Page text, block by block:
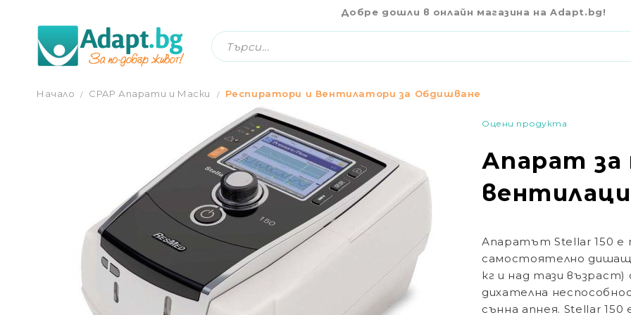
Добре дошли в онлайн магазина на Adapt.bg!
АПАРАТ ЗА НЕИНВАЗИВНА ВЕНТИЛАЦИЯ RESMED STELLAR 150 €5,59700
Начало CPAP Апарати и Маски Респиратори и Вентилатори за Обдишване
Оцени продукта
Апарат за
Апаратът Stellar 150 е
самостоятелно
кг и над тази
дихателна
сънна апнея. Stellar